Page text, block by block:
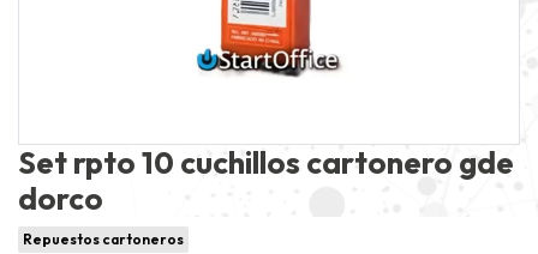
Set rpto 10 cuchillos cartonero gde
dorco
Repuestos cartoneros